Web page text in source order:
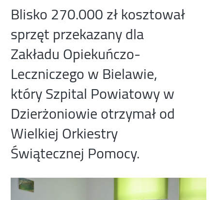
Blisko 270.000 zł kosztował
sprzęt przekazany dla
Zakładu Opiekuńczo-
Leczniczego w Bielawie,
który Szpital Powiatowy w
Dzierżoniowie otrzymał od
Wielkiej Orkiestry
Świątecznej Pomocy.